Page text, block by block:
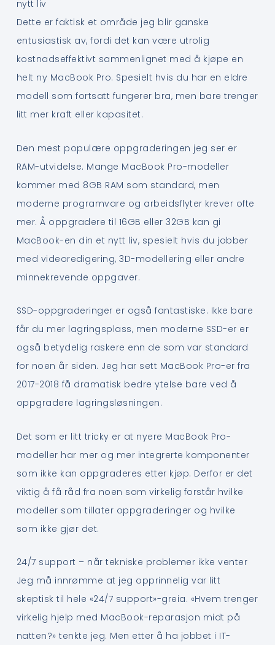
nytt liv
Dette er faktisk et område jeg blir ganske
entusiastisk av, fordi det kan være utrolig
kostnadseffektivt sammenlignet med å kjøpe en
helt ny MacBook Pro. Spesielt hvis du har en eldre
modell som fortsatt fungerer bra, men bare trenger
litt mer kraft eller kapasitet.
Den mest populære oppgraderingen jeg ser er
RAM-utvidelse. Mange MacBook Pro-modeller
kommer med 8GB RAM som standard, men
moderne programvare og arbeidsflyter krever ofte
mer. Å oppgradere til 16GB eller 32GB kan gi
MacBook-en din et nytt liv, spesielt hvis du jobber
med videoredigering, 3D-modellering eller andre
minnekrevende oppgaver.
SSD-oppgraderinger er også fantastiske. Ikke bare
får du mer lagringsplass, men moderne SSD-er er
også betydelig raskere enn de som var standard
for noen år siden. Jeg har sett MacBook Pro-er fra
2017-2018 få dramatisk bedre ytelse bare ved å
oppgradere lagringsløsningen.
Det som er litt tricky er at nyere MacBook Pro-
modeller har mer og mer integrerte komponenter
som ikke kan oppgraderes etter kjøp. Derfor er det
viktig å få råd fra noen som virkelig forstår hvilke
modeller som tillater oppgraderinger og hvilke
som ikke gjør det.
24/7 support – når tekniske problemer ikke venter
Jeg må innrømme at jeg opprinnelig var litt
skeptisk til hele «24/7 support»-greia. «Hvem trenger
virkelig hjelp med MacBook-reparasjon midt på
natten?» tenkte jeg. Men etter å ha jobbet i IT-